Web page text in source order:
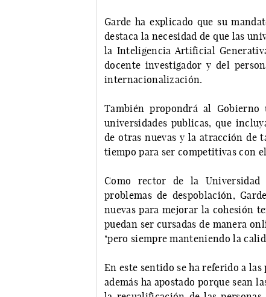
Garde ha explicado que su
destaca la necesidad de que las
la Inteligencia Artificial
docente investigador y del
internacionalización.
También propondrá al
universidades publicas, que
de otras nuevas y la atracción de
tiempo para ser competitivas con
Como rector de la
problemas de despoblación,
nuevas para mejorar la cohesión
puedan ser cursadas de manera
"pero siempre manteniendo la
En este sentido se ha referido a
además ha apostado porque sean